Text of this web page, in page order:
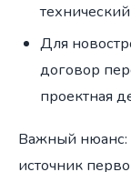
Для
договор
проектная
Важный нюанс:
источник